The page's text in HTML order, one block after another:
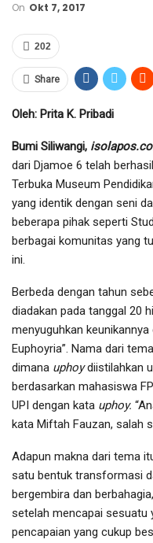
On Okt 7, 2017
202
Share
Oleh: Prita K. Pribadi
Bumi Siliwangi,
dari Djamoe 6 telah
Terbuka Museum
yang identik dengan seni
beberapa pihak seperti
berbagai komunitas yang
ini.
Berbeda dengan tahun
diadakan pada tanggal 20
menyuguhkan
Euphoyria”. Nama dari
dimana uphoydiistilahkan
berdasarkan mahasiswa
UPI dengan kata uphoy.
kata Miftah Fauzan, salah
Adapun makna dari tema
satu bentuk transformasi
bergembira dan
setelah mencapai sesuatu
pencapaian yang cukup